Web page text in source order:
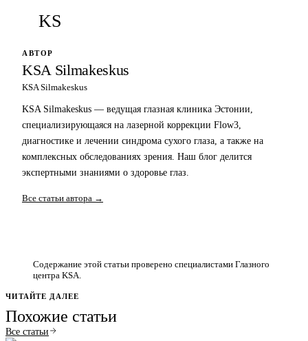
KS
АВТОР
KSA Silmakeskus
KSA Silmakeskus
KSA Silmakeskus — ведущая глазная клиника Эстонии,
специализирующаяся на лазерной коррекции Flow3,
диагностике и лечении синдрома сухого глаза, а также на
комплексных обследованиях зрения. Наш блог делится
экспертными знаниями о здоровье глаз.
Все статьи автора →
Содержание этой статьи проверено специалистами Глазного
центра KSA.
ЧИТАЙТЕ ДАЛЕЕ
Похожие статьи
Все статьи